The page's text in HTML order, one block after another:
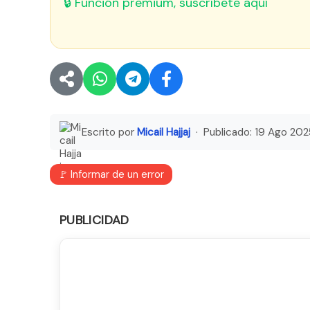
Escrito por Micail Hajjaj · Publicado: 19 Ago
🚩 Informar de un error
PUBLICIDAD